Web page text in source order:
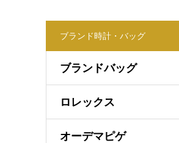
ブランド時計・バッグ
ブランドバッグ
ロレックス
オーデマピゲ